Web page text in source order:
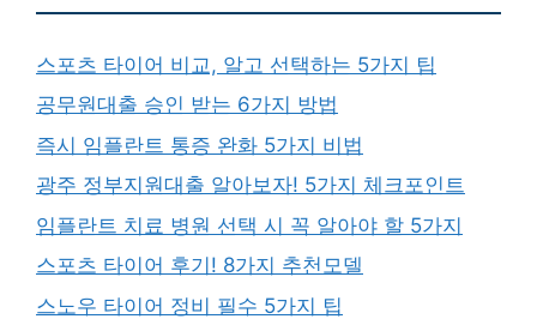
스포츠 타이어 비교, 알고 선택하는 5가지 팁
공무원대출 승인 받는 6가지 방법
즉시 임플란트 통증 완화 5가지 비법
광주 정부지원대출 알아보자! 5가지 체크포인트
임플란트 치료 병원 선택 시 꼭 알아야 할 5가지
스포츠 타이어 후기! 8가지 추천모델
스노우 타이어 정비 필수 5가지 팁